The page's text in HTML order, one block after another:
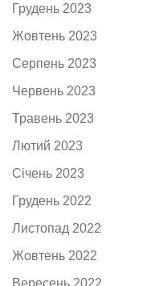
Грудень 2023
Жовтень 2023
Серпень 2023
Червень 2023
Травень 2023
Лютий 2023
Січень 2023
Грудень 2022
Листопад 2022
Жовтень 2022
Вересень 2022